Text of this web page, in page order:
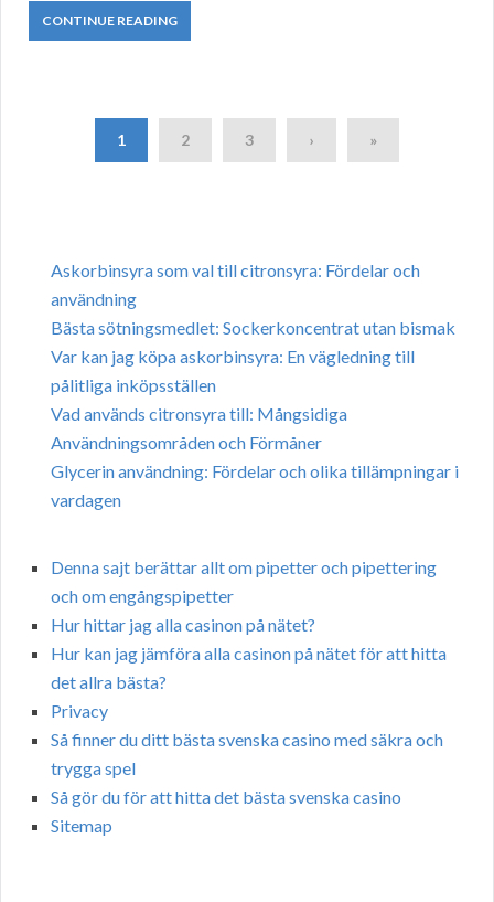
CONTINUE READING
1 2 3 › »
Askorbinsyra som val till citronsyra: Fördelar och
användning
Bästa sötningsmedlet: Sockerkoncentrat utan bismak
Var kan jag köpa askorbinsyra: En vägledning till
pålitliga inköpsställen
Vad används citronsyra till: Mångsidiga
Användningsområden och Förmåner
Glycerin användning: Fördelar och olika tillämpningar i
vardagen
Denna sajt berättar allt om pipetter och pipettering
och om engångspipetter
Hur hittar jag alla casinon på nätet?
Hur kan jag jämföra alla casinon på nätet för att hitta
det allra bästa?
Privacy
Så finner du ditt bästa svenska casino med säkra och
trygga spel
Så gör du för att hitta det bästa svenska casino
Sitemap